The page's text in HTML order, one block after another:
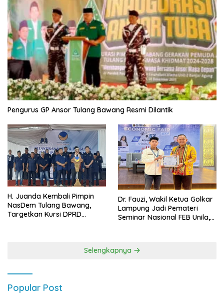
Pengurus GP Ansor Tulang Bawang Resmi Dilantik
H. Juanda Kembali Pimpin
NasDem Tulang Bawang,
Targetkan Kursi DPRD
Dr. Fauzi, Wakil Ketua Golkar
Lampung Jadi Pemateri
Seminar Nasional FEB Unila,
Selengkapnya
Popular Post